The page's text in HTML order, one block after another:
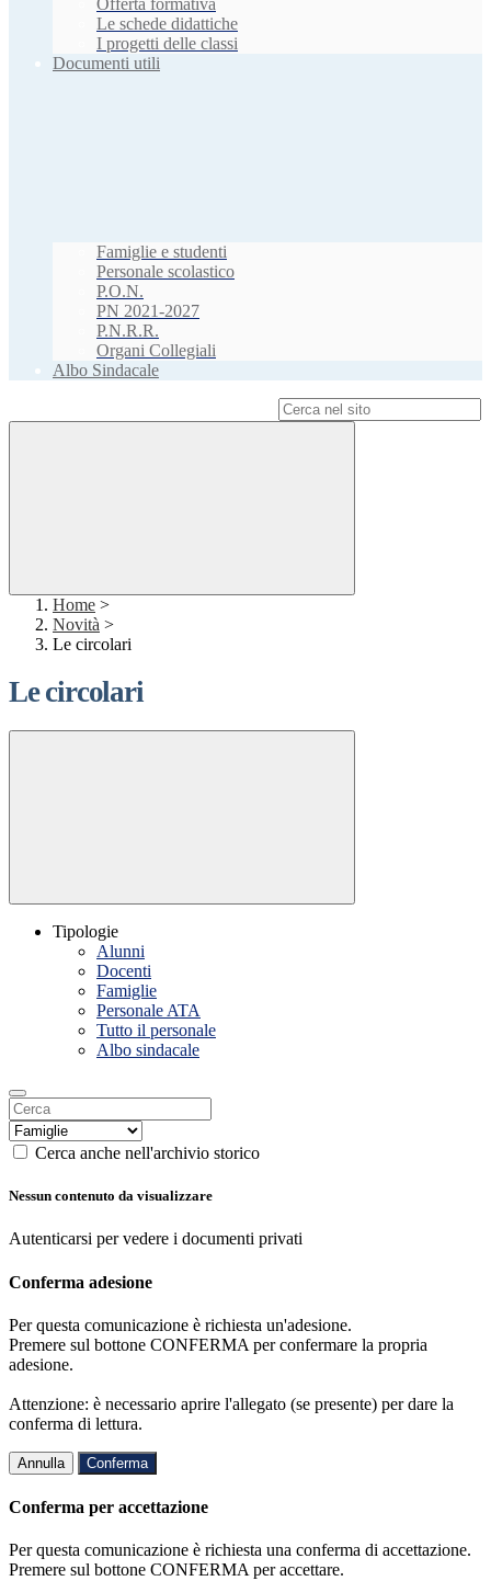
Offerta formativa
Le schede didattiche
I progetti delle classi
Documenti utili
Famiglie e studenti
Personale scolastico
P.O.N.
PN 2021-2027
P.N.R.R.
Organi Collegiali
Albo Sindacale
Home >
Novità >
Le circolari
Le circolari
Tipologie
Alunni
Docenti
Famiglie
Personale ATA
Tutto il personale
Albo sindacale
Cerca anche nell'archivio storico
Nessun contenuto da visualizzare
Autenticarsi per vedere i documenti privati
Conferma adesione
Per questa comunicazione è richiesta un'adesione.
Premere sul bottone CONFERMA per confermare la propria
adesione.
Attenzione: è necessario aprire l'allegato (se presente) per dare la
conferma di lettura.
Annulla Conferma
Conferma per accettazione
Per questa comunicazione è richiesta una conferma di accettazione.
Premere sul bottone CONFERMA per accettare.